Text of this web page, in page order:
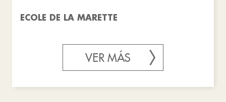
ECOLE DE LA MARETTE
VER MÁS